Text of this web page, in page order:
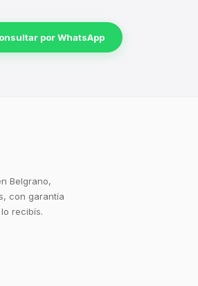
por WhatsApp
Belgrano,
con garantía
recibís.